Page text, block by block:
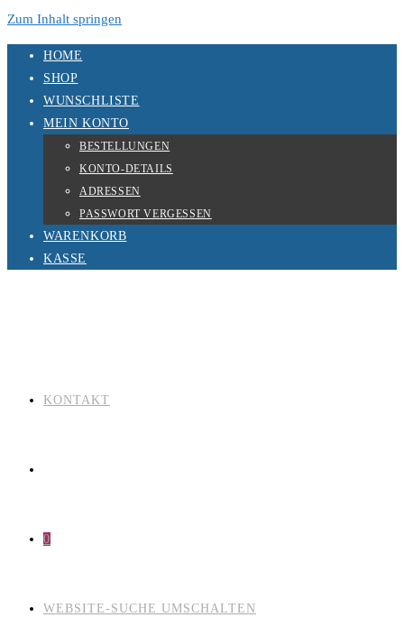
Zum Inhalt springen
HOME
SHOP
WUNSCHLISTE
MEIN KONTO
BESTELLUNGEN
KONTO-DETAILS
ADRESSEN
PASSWORT VERGESSEN
WARENKORB
KASSE
KONTAKT
0
WEBSITE-SUCHE UMSCHALTEN